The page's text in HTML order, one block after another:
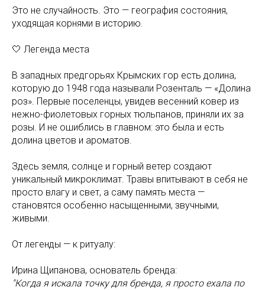
Это не случайность. Это — география состояния,
уходящая корнями в историю.
🤍 Легенда места
В западных предгорьях Крымских гор есть долина,
которую до 1948 года называли Розенталь — «Долина
роз». Первые поселенцы, увидев весенний ковер из
нежно-фиолетовых горных тюльпанов, приняли их за
розы. И не ошиблись в главном: это была и есть
долина цветов и ароматов.
Здесь земля, солнце и горный ветер создают
уникальный микроклимат. Травы впитывают в себя не
просто влагу и свет, а саму память места —
становятся особенно насыщенными, звучными,
живыми.
От легенды — к ритуалу:
Ирина Щипанова, основатель бренда:
"Когда я искала точку для бренда, я просто ехала по